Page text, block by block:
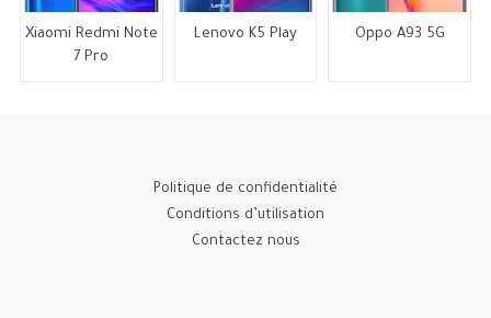
Xiaomi Redmi Note
7 Pro
Lenovo K5 Play Oppo A93 5G
Politique de confidentialité
Conditions d’utilisation
Contactez nous